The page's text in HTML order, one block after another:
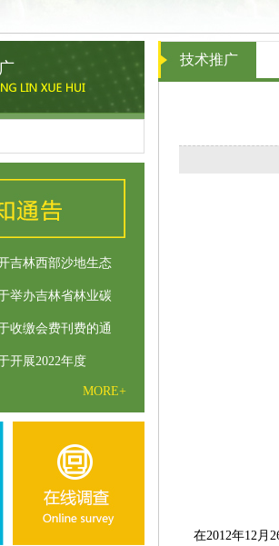
吉林西部沙地生态
举办吉林省林业碳
收缴会费刊费的通
开展2022年度
MORE+
技术推广
在2012年12月